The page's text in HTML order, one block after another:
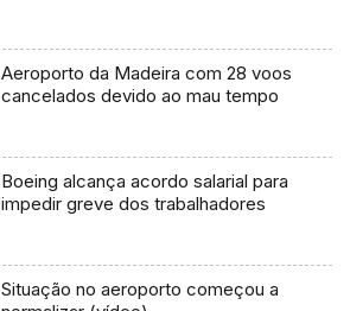
Aeroporto da Madeira com 28 voos
cancelados devido ao mau tempo
Boeing alcança acordo salarial para
impedir greve dos trabalhadores
Situação no aeroporto começou a